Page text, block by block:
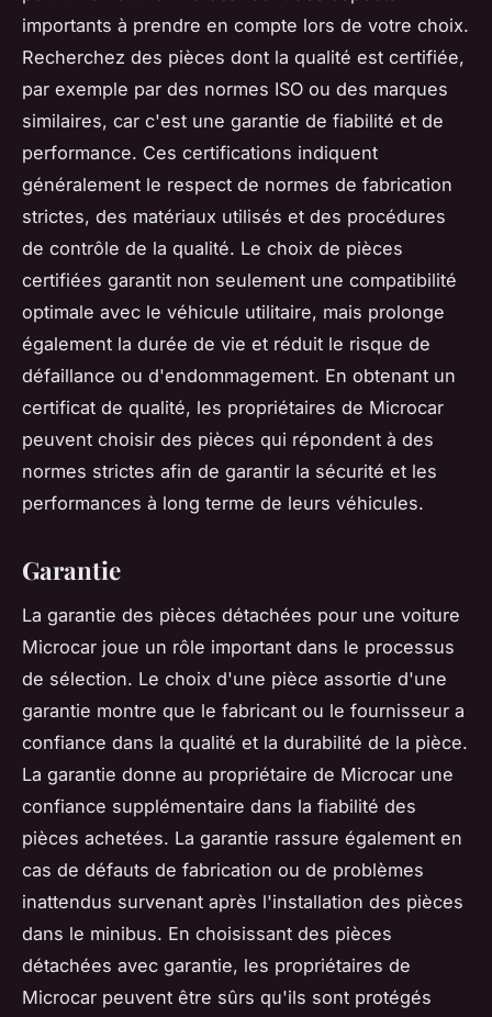
importants à prendre en compte lors de votre choix.
Recherchez des pièces dont la qualité est certifiée,
par exemple par des normes ISO ou des marques
similaires, car c'est une garantie de fiabilité et de
performance. Ces certifications indiquent
généralement le respect de normes de fabrication
strictes, des matériaux utilisés et des procédures
de contrôle de la qualité. Le choix de pièces
certifiées garantit non seulement une compatibilité
optimale avec le véhicule utilitaire, mais prolonge
également la durée de vie et réduit le risque de
défaillance ou d'endommagement. En obtenant un
certificat de qualité, les propriétaires de Microcar
peuvent choisir des pièces qui répondent à des
normes strictes afin de garantir la sécurité et les
performances à long terme de leurs véhicules.
Garantie
La garantie des pièces détachées pour une voiture
Microcar joue un rôle important dans le processus
de sélection. Le choix d'une pièce assortie d'une
garantie montre que le fabricant ou le fournisseur a
confiance dans la qualité et la durabilité de la pièce.
La garantie donne au propriétaire de Microcar une
confiance supplémentaire dans la fiabilité des
pièces achetées. La garantie rassure également en
cas de défauts de fabrication ou de problèmes
inattendus survenant après l'installation des pièces
dans le minibus. En choisissant des pièces
détachées avec garantie, les propriétaires de
Microcar peuvent être sûrs qu'ils sont protégés